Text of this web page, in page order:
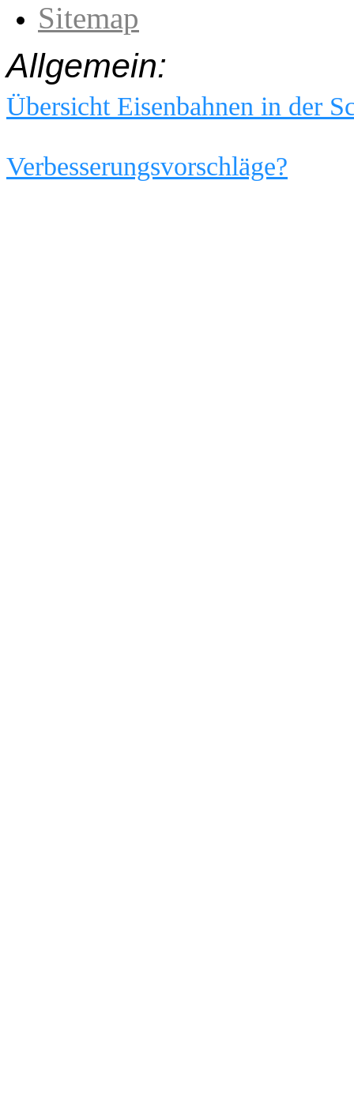
Sitemap
Allgemein:
Übersicht Eisenbahnen in der
Verbesserungsvorschläge?